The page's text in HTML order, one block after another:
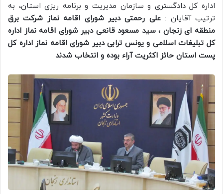
اداره کل دادگستری و سازمان مدیریت و برنامه ریزی استان، به
ترتیب آقایان :علی رحمتی دبیر شورای اقامه نماز شرکت برق
منطقه ای زنجان ، سید مسعود قانعی دبیر شورای اقامه نماز اداره
کل تبلیغات اسلامی و یونس ترابی دبیر شورای اقامه نماز اداره کل
پست استان حائز اکثریت آراء بوده و انتخاب شدند